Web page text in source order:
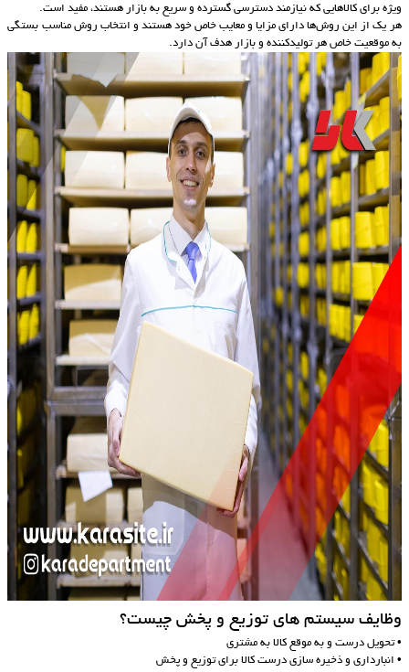
ویژه برای کالاهایی که نیازمند دسترسی گسترده و سریع به بازار هستند، مفید است.
هر یک از این روش‌ها دارای مزایا و معایب خاص خود هستند و انتخاب روش مناسب بستگی
به موقعیت خاص هر تولیدکننده و بازار هدف آن دارد.
وظایف سیستم های توزیع و پخش چیست؟
• تحویل درست و به موقع کالا به مشتری
• انبارداری و ذخیره سازی درست کالا برای توزیع و پخش